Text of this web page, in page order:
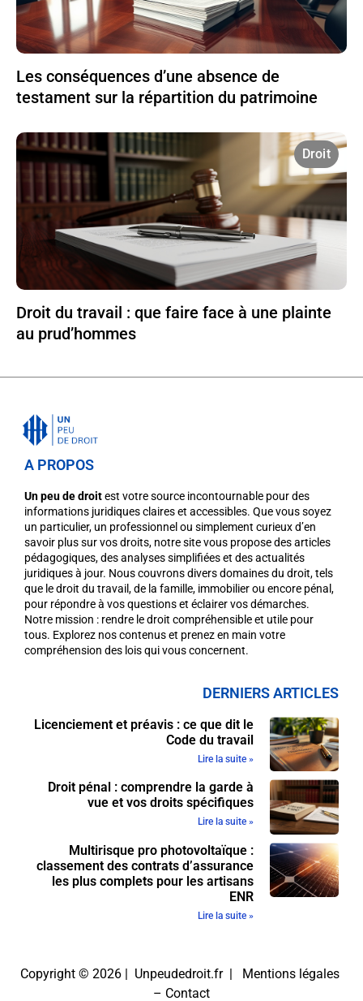
Les conséquences d’une absence de
testament sur la répartition du patrimoine
Droit
Droit du travail : que faire face à une plainte
au prud’hommes
A PROPOS
Un peu de droitest votre source incontournable pour des
informations juridiques claires et accessibles. Que vous soyez
un particulier, un professionnel ou simplement curieux d’en
savoir plus sur vos droits, notre site vous propose des articles
pédagogiques, des analyses simplifiées et des actualités
juridiques à jour. Nous couvrons divers domaines du droit, tels
que le droit du travail, de la famille, immobilier ou encore pénal,
pour répondre à vos questions et éclairer vos démarches.
Notre mission : rendre le droit compréhensible et utile pour
tous. Explorez nos contenus et prenez en main votre
compréhension des lois qui vous concernent.
DERNIERS ARTICLES
Licenciement et préavis : ce que dit le
Code du travail
Lire la suite »
Droit pénal : comprendre la garde à
vue et vos droits spécifiques
Lire la suite »
Multirisque pro photovoltaïque :
classement des contrats d’assurance
les plus complets pour les artisans
ENR
Lire la suite »
Copyright © 2026 | Unpeudedroit.fr | Mentions légales
– Contact